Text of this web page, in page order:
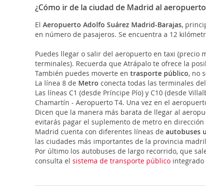
¿Cómo ir de la ciudad de Madrid al
El Aeropuerto Adolfo Suárez Madrid-Barajas,
en número de pasajeros. Se encuentra a 12
Puedes llegar o salir del aeropuerto en taxi (precio
terminales). Recuerda que Atrápalo te ofrece la
También puedes moverte en trasporte público, no
La línea 8 de Metro conecta todas las terminales
Las líneas C1 (desde Príncipe Pío) y C10 (desde
Chamartín - Aeropuerto T4. Una vez en el
Dicen que la manera más barata de llegar al
evitarás pagar el suplemento de metro en
Madrid cuenta con diferentes líneas de autobuses
las ciudades más importantes de la provincia
Por último los autobuses de largo recorrido, que
consulta el sistema de transporte público integrado